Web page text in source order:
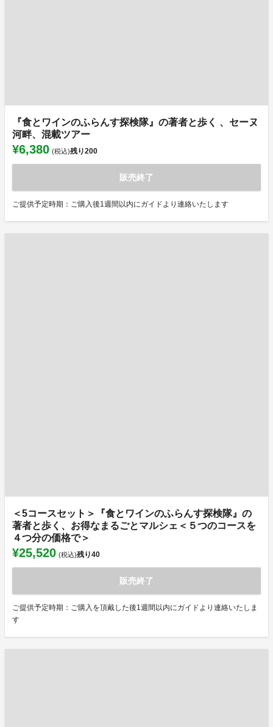
『食とワインのふらんす探検隊』の著者と歩く 、セーヌ
河畔、混載ツアー
¥6,380 (税込)残り200
販売終了
ご提供予定時期：ご購入後1週間以内にガイドより連絡いたします
＜5コースセット＞『食とワインのふらんす探検隊』の
著者と歩く、お得なまるごとマルシェ＜５つのコースを
４つ分の価格で＞
¥25,520 (税込)残り40
販売終了
ご提供予定時期：ご購入を頂戴した後1週間以内にガイドより連絡いたしま
す